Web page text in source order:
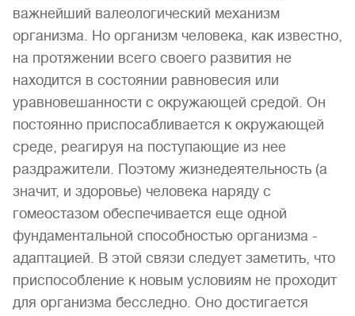
важнейший валеологический механизм
организма. Но организм человека, как известно,
на протяжении всего своего развития не
находится в состоянии равновесия или
уравновешанности с окружающей средой. Он
постоянно приспосабливается к окружающей
среде, реагируя на поступающие из нее
раздражители. Поэтому жизнедеятельность (а
значит, и здоровье) человека наряду с
гомеостазом обеспечивается еще одной
фундаментальной способностью организма -
адаптацией. В этой связи следует заметить, что
приспособление к новым условиям не проходит
для организма бесследно. Оно достигается